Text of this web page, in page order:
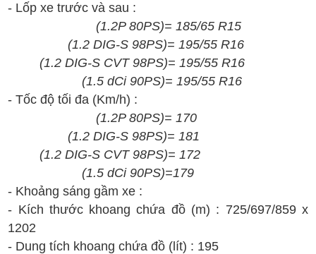
- Lốp xe trước và sau :
(1.2P 80PS)= 185/65R15
(1.2 DIG-S 98PS)= 195/55 R16
(1.2 DIG-S CVT 98PS)=195/55 R16
(1.5 dCi90PS)=195/55 R16
- Tốcđộ tốiđa (Km/h) :
(1.2P 80PS)= 170
(1.2 DIG-S 98PS)= 181
(1.2 DIG-S CVT 98PS)= 172
(1.5 dCi90PS)=179
- Khoảng sáng gầm xe :
- Kích thước khoang chứa đồ (m) : 725/697/859 x
1202
- Dung tích khoang chứađồ (lít) : 195